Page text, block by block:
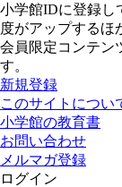
小学館IDに登録し
度がアップするほ
会員限定コンテン
す。
新規登録
このサイトについ
小学館の教育書
お問い合わせ
メルマガ登録
ログイン